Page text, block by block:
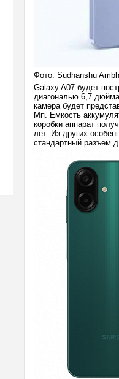
Фото: Sudhanshu
Galaxy A07 будет
диагональю 6,7
камера будет
Мп. Емкость
коробки аппарат
лет. Из других
стандартный разъем